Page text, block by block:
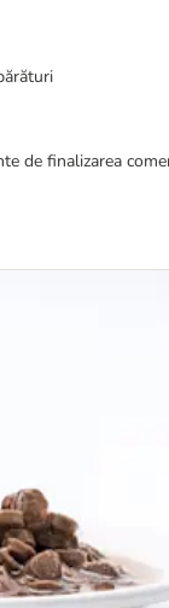
de finalizarea